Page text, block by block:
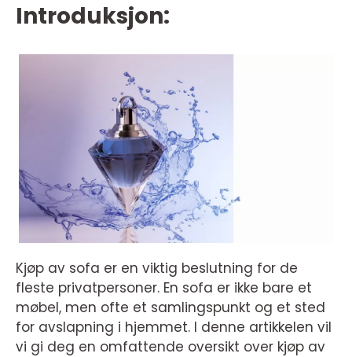
Introduksjon:
Kjøp av sofa er en viktig beslutning for de
fleste privatpersoner. En sofa er ikke bare et
møbel, men ofte et samlingspunkt og et sted
for avslapning i hjemmet. I denne artikkelen vil
vi gi deg en omfattende oversikt over kjøp av